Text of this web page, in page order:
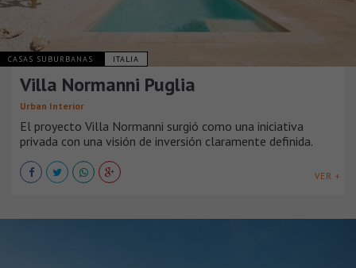
CASAS SUBURBANAS ITALIA
Villa Normanni Puglia
Urban Interior
El proyecto Villa Normanni surgió como una iniciativa
privada con una visión de inversión claramente definida.
VER +